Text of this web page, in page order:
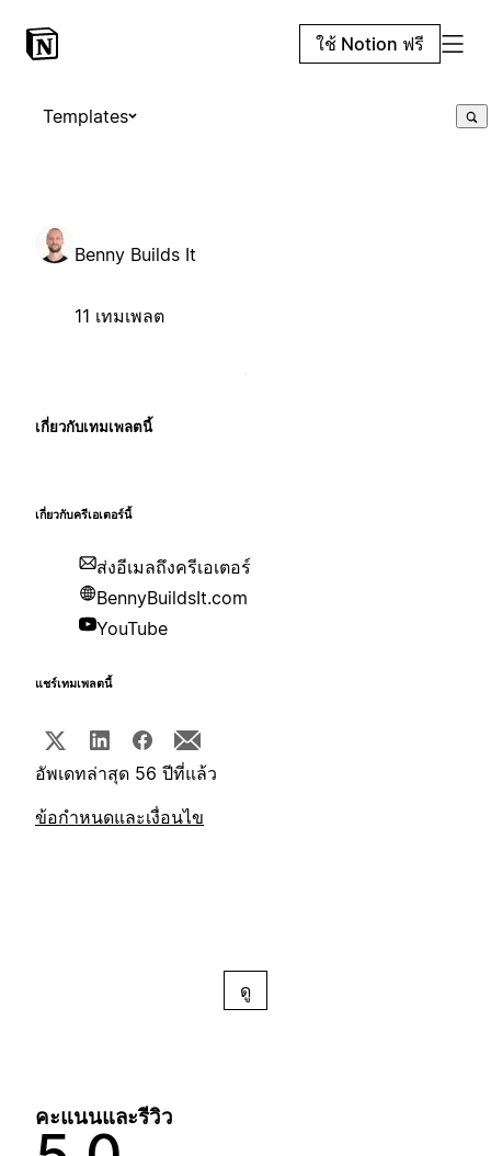
ใช้ Notion ฟรี
Templates
Benny Builds It
11 เทมเพลต
เกี่ยวกับเทมเพลตนี้
เกี่ยวกับครีเอเตอร์นี้
ส่งอีเมลถึงครีเอเตอร์
BennyBuildsIt.com
YouTube
แชร์เทมเพลตนี้
อัพเดทล่าสุด 56 ปีที่แล้ว
ข้อกำหนดและเงื่อนไข
ดู
คะแนนและรีวิว